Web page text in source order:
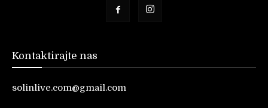
Kontaktirajte nas
solinlive.com@gmail.com